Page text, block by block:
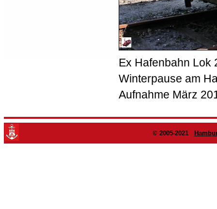
Ex Hafenbahn Lok
Winterpause am
Aufnahme März
© 2005-2021